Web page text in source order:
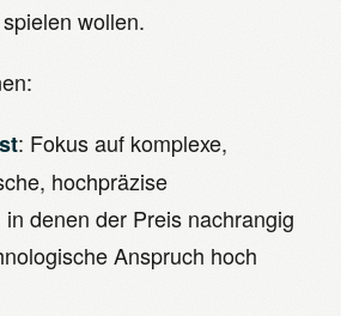
wollen.
: Fokus auf komplexe,
hochpräzise
denen der Preis nachrangig
Anspruch hoch